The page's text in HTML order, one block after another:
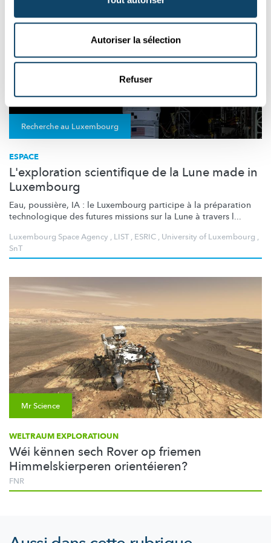
Autoriser la sélection
Refuser
Recherche au Luxembourg
ESPACE
L'exploration scientifique de la Lune made in
Luxembourg
Eau, poussière, IA : le Luxembourg participe à la préparation
technologique des futures missions sur la Lune à travers l...
Luxembourg Space Agency , LIST, ESRIC , University of Luxembourg ,
SnT
Mr Science
WELTRAUM EXPLORATIOUN
Wéi kënnen sech Rover op friemen
Himmelskierperen orientéieren?
FNR